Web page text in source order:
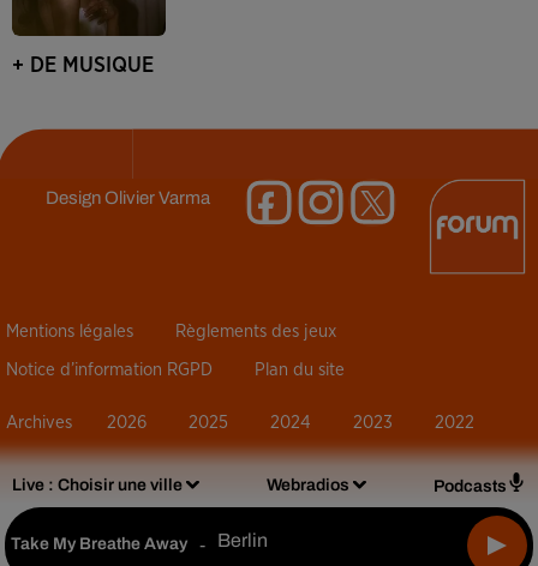
Live : Choisir une ville Webradios Podcasts
Take My Breathe Away - Berlin
+ DE MUSIQUE
DesignOlivier Varma
Mentions légales Règlements des jeux
Notice d’information RGPD Plan du site
Archives 2026 2025 2024 2023 2022